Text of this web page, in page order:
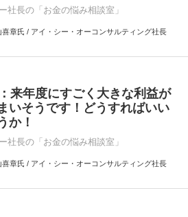
社長の「お金の悩み相談室」
喜章氏 / アイ・シー・オーコンサルティング社長
来年度にすごく大きな利益が
いそうです！どうすればいい
か！
社長の「お金の悩み相談室」
喜章氏 / アイ・シー・オーコンサルティング社長